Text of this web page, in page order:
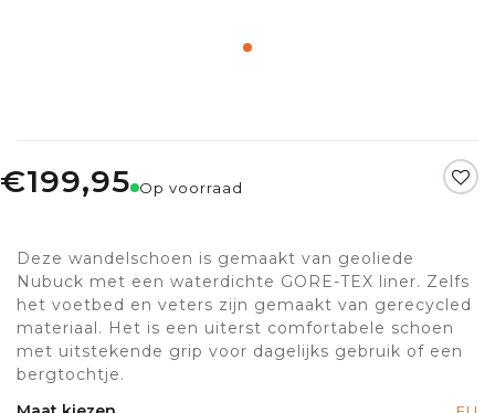
€199,95 Op voorraad
Deze wandelschoen is gemaakt van geoliede
Nubuck met een waterdichte GORE-TEX liner. Zelfs
het voetbed en veters zijn gemaakt van gerecycled
materiaal. Het is een uiterst comfortabele schoen
met uitstekende grip voor dagelijks gebruik of een
bergtochtje.